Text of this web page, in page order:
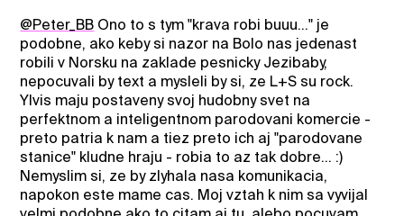
@Peter_BB Ono to s tym "krava robi buuu..." je
podobne, ako keby si nazor na Bolo nas jedenast
robili v Norsku na zaklade pesnicky Jezibaby,
nepocuvali by text a mysleli by si, ze L+S su rock.
Ylvis maju postaveny svoj hudobny svet na
perfektnom a inteligentnom parodovani komercie -
preto patria k nam a tiez preto ich aj "parodovane
stanice" kludne hraju - robia to az tak dobre... :)
Nemyslim si, ze by zlyhala nasa komunikacia,
napokon este mame cas. Moj vztah k nim sa vyvijal